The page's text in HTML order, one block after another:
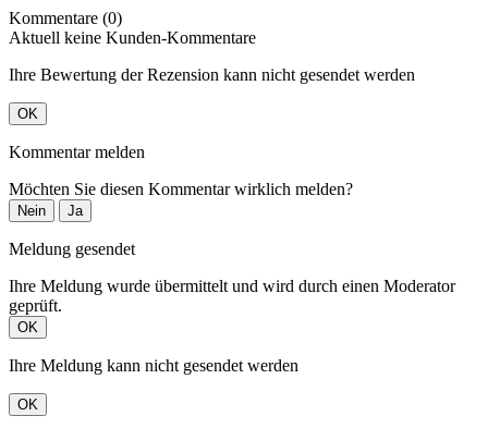
Kommentare (0)
Aktuell keine Kunden-Kommentare
Ihre Bewertung der Rezension kann nicht gesendet werden
OK
Kommentar melden
Möchten Sie diesen Kommentar wirklich melden?
Nein Ja
Meldung gesendet
Ihre Meldung wurde übermittelt und wird durch einen Moderator
geprüft.
OK
Ihre Meldung kann nicht gesendet werden
OK